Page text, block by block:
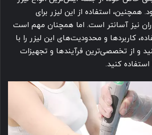
استفاده از این لیزر برای
نیز آسانتر است. اما همچنان مهم است
کاربردها و محدودیت‌های این لیزر را با
و از تخصصی‌ترین فرآیندها و تجهیزات
استفاده کنید.